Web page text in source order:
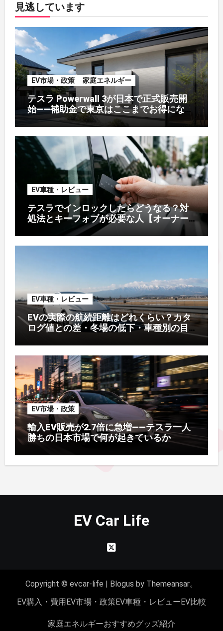
見逃しています
EV市場・政策 家庭エネルギー
テスラ Powerwall 3が日本で正式販売開
始——補助金で東京はここまでお得になる
【2026年8月最新】
EV車種・レビュー
テスラでインロックしたらどうなる？対
処法とキーフォブが必要な人【オーナー
EV車種・レビュー
EVの実際の航続距離はどれくらい？カタ
ログ値との差・冬場の低下・車種別の目
EV市場・政策
輸入EV販売が2.7倍に急増——テスラ一人
勝ちの日本市場で何が起きているか
EV Car Life
Copyright © evcar-life | Blogus by Themeansar。
EV購入・費用EV市場・政策EV車種・レビューEV比較
家庭エネルギーおすすめグッズ紹介